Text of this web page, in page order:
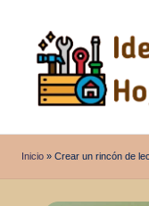
contenido
d
e
Inicio » Crear un rincón de